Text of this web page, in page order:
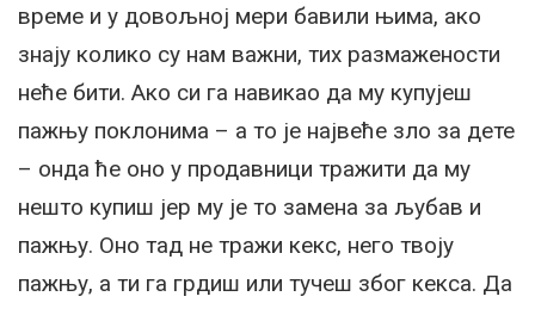
време и у довољној мери бавили њима, ако
знају колико су нам важни, тих размажености
неће бити. Ако си га навикао да му купујеш
пажњу поклонима – а то је највеће зло за дете
– онда ће оно у продавници тражити да му
нешто купиш јер му је то замена за љубав и
пажњу. Оно тад не тражи кекс, него твоју
пажњу, а ти га грдиш или тучеш због кекса. Да